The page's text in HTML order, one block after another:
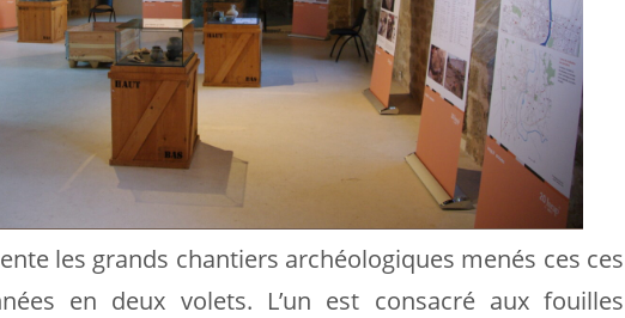
les grands chantiers archéologiques menés ces ces
en deux volets. L’un est consacré aux fouilles